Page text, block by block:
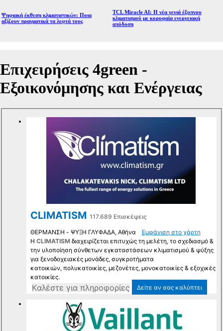
Ψηφιακή έκθεση κλιματιστικών: Ποια
αξίζουν πραγματικά τα λεφτά τους
TCL Miracle AI: Η νέα γενιά έξυπνου
κλιματισμού με κορυφαία ενεργειακή
απόδοση